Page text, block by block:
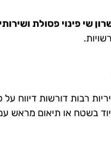
שי פינוי פסולת
רבות דורשות דיווח על
ציוד בשטח או תיאום